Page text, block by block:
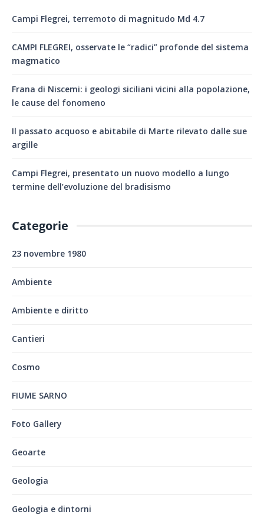
Campi Flegrei, terremoto di magnitudo Md 4.7
CAMPI FLEGREI, osservate le “radici” profonde del sistema
magmatico
Frana di Niscemi: i geologi siciliani vicini alla popolazione,
le cause del fonomeno
Il passato acquoso e abitabile di Marte rilevato dalle sue
argille
Campi Flegrei, presentato un nuovo modello a lungo
termine dell’evoluzione del bradisismo
Categorie
23 novembre 1980
Ambiente
Ambiente e diritto
Cantieri
Cosmo
FIUME SARNO
Foto Gallery
Geoarte
Geologia
Geologia e dintorni